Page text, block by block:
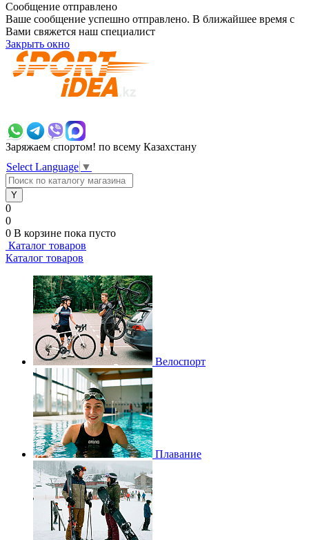
Сообщение отправлено
Ваше сообщение успешно отправлено. В ближайшее время с
Вами свяжется наш специалист
Закрыть окно
Заряжаем спортом! по всему Казахстану
Select Language ▼
0
0
0 В корзине пока пусто
Каталог товаров
Каталог товаров
Велоспорт
Плавание